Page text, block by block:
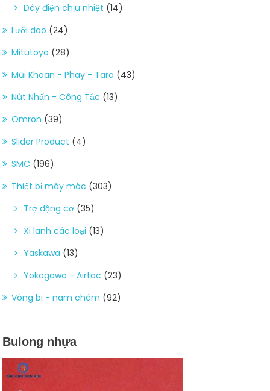
Dây điện chịu nhiệt (14)
Lưỡi dao (24)
Mitutoyo (28)
Mũi Khoan - Phay - Taro (43)
Nút Nhấn - Công Tắc (13)
Omron (39)
Slider Product (4)
SMC (196)
Thiết bị máy móc (303)
Trợ động cơ (35)
Xi lanh các loại (13)
Yaskawa (13)
Yokogawa - Airtac (23)
Vòng bi - nam châm (92)
Bulong nhựa